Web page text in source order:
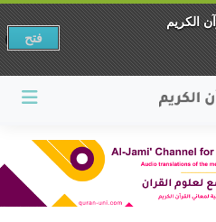
الكريم
فتح